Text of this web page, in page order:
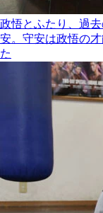
政悟とふたり、過
安。守安は政悟の
た